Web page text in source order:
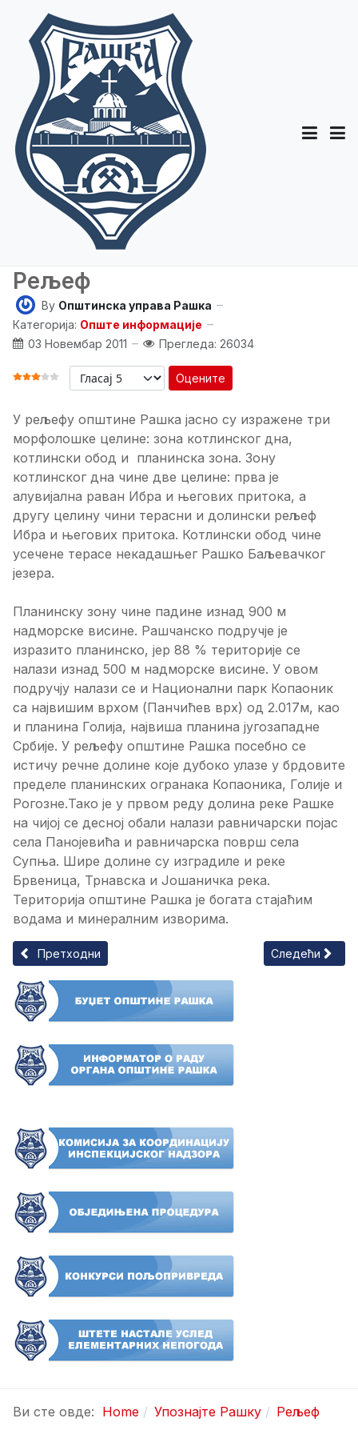
Рељеф
By Општинска управа Рашка
Категорија: Опште информације
03 Новембар 2011
Прегледа: 26034
ОЦЕНА КОРИСНИКА: 3
Оцените
У рељефу општине Рашка јасно су изражене три
морфолошке целине: зона котлинског дна,
котлински обод и планинска зона. Зону
котлинског дна чине две целине: прва је
алувијална раван Ибра и његових притока, а
другу целину чини терасни и долински рељеф
Ибра и његових притока. Котлински обод чине
усечене терасе некадашњег Рашко Баљевачког
језера.
Планинску зону чине падине изнад 900 м
надморске висине. Рашчанско подручје је
изразито планинско, јер 88 % територије се
налази изнад 500 м надморске висине. У овом
подручју налази се и Национални парк Копаоник
са највишим врхом (Панчићев врх) од 2.017м, као
и планина Голија, највиша планина југозападне
Србије. У рељефу општине Рашка посебно се
истичу речне долине које дубоко улазе у брдовите
пределе планинских огранака Копаоника, Голије и
Рогозне.Тако је у првом реду долина реке Рашке
на чијој се десној обали налази равничарски појас
села Панојевића и равничарска површ села
Супња. Шире долине су изградиле и реке
Брвеница, Трнавска и Јошаничка река.
Територија општине Рашка је богата стајаћим
водама и минералним изворима.
Претходни чланак: Планине
Претходни Следећи
Следећи
Ви сте овде: Home Упознајте Рашку Рељеф